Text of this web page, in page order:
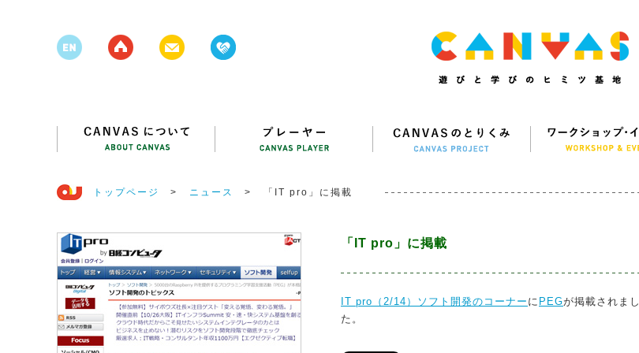
トップページ > ニュース > 「IT pro」に掲載
「IT pro」に掲載
IT pro（2/14）ソフト開発のコーナー に PEGが掲載されまし
た。